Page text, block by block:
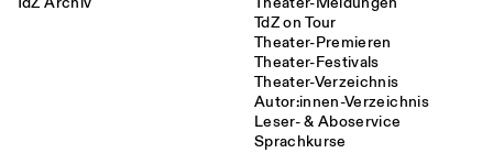
TdZ on Tour
Theater-Premieren
Theater-Festivals
Theater-Verzeichnis
Autor:innen-Verzeichnis
Leser- & Aboservice
Sprachkurse